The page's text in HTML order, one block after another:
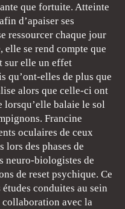
que fortuite. Atteinte
d’apaiser ses
ressourcer chaque jour
se rend compte que
sur elle un effet
qu’ont-elles de plus que
alors que celle-ci ont
balaie le sol
Francine
oculaires de ceux
lors des phases de
neuro-biologistes de
de reset psychique. Ce
conduites au sein
avec la